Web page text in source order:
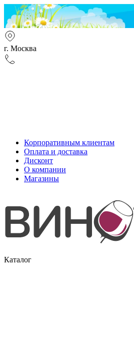
г. Москва
Корпоративным клиентам
Оплата и доставка
Дисконт
О компании
Магазины
Каталог